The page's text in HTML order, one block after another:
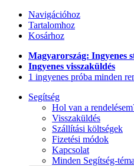
Navigációhoz
Tartalomhoz
Kosárhoz
Magyarország: Ingyenes
Ingyenes visszaküldés
1 ingyenes próba minden
Segítség
Hol van a
Visszaküldés
Szállítási költségek
Fizetési módok
Kapcsolat
Minden Segítség-téma